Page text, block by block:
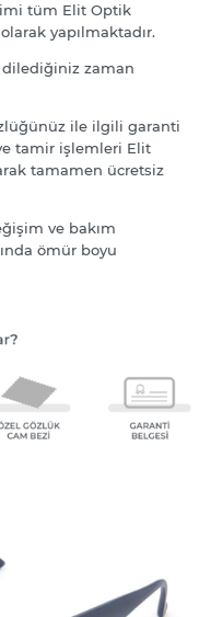
tüm Elit Optik
yapılmaktadır.
dilediğiniz zaman
ile ilgili garanti
tamir işlemleri Elit
tamamen ücretsiz
ve bakım
ömür boyu